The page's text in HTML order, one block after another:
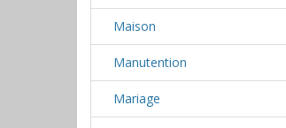
Maison
Manutention
Mariage